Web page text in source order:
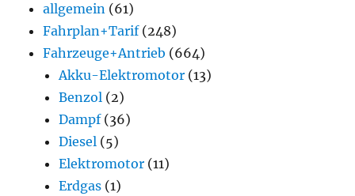
allgemein (61)
Fahrplan+Tarif(248)
Fahrzeuge+Antrieb (664)
Akku-Elektromotor (13)
Benzol (2)
Dampf(36)
Diesel (5)
Elektromotor (11)
Erdgas (1)